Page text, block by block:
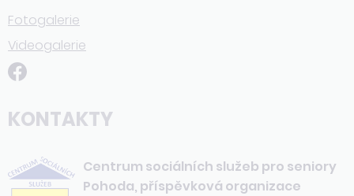
Fotogalerie
Videogalerie
KONTAKTY
Centrum sociálních služeb pro seniory
Pohoda, příspěvková organizace